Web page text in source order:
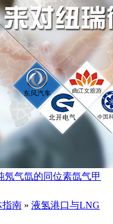
氖气氙的同位素氙气甲
指南 » 液氢港口与LNG